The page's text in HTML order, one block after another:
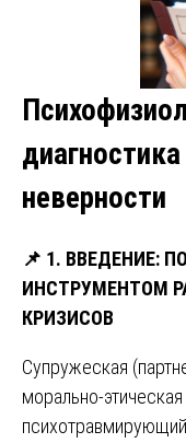
неверности
📌 1. ВВЕДЕНИЕ:
ИНСТРУМЕНТОМ
КРИЗИСОВ
Супружеская
морально-